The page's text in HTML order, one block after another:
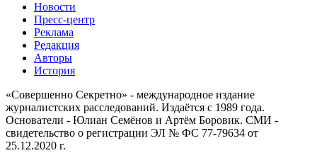
Новости
Пресс-центр
Реклама
Редакция
Авторы
История
«Совершенно Секретно» - международное издание
журналистских расследований. Издаётся с 1989 года.
Основатели - Юлиан Семёнов и Артём Боровик. CМИ -
свидетельство о регистрации ЭЛ № ФС 77-79634 от
25.12.2020 г.